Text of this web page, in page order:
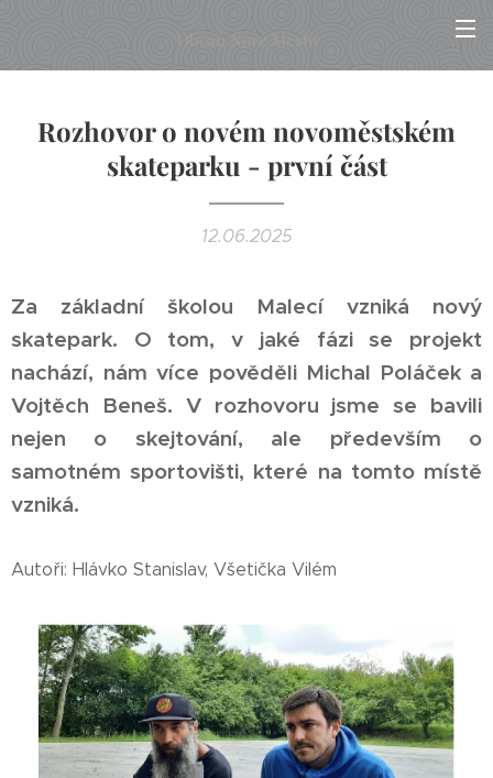
Rozhovor o novém novoměstském
skateparku - první část
12.06.2025
Za základní školou Malecí vzniká nový
skatepark. O tom, v jaké fázi se projekt
nachází, nám více pověděli Michal Poláček a
Vojtěch Beneš. V rozhovoru jsme se bavili
nejen o skejtování, ale především o
samotném sportovišti, které na tomto místě
vzniká.
Autoři: Hlávko Stanislav, Všetička Vilém